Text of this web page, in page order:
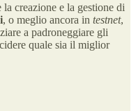
creazione e la gestione di
, o meglio ancora in testnet,
a padroneggiare gli
quale sia il miglior